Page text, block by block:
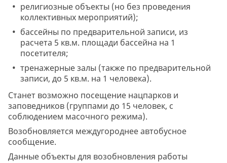
религиозные объекты (но без проведения
коллективных мероприятий);
бассейны по предварительной записи, из
расчета 5 кв.м. площади бассейна на 1
посетителя;
тренажерные залы (также по предварительной
записи, до 5 кв.м. на 1 человека).
Станет возможно посещение нацпарков и
заповедников (группами до 15 человек, с
соблюдением масочного режима).
Возобновляется междугороднее автобусное
сообщение.
Данные объекты для возобновления работы